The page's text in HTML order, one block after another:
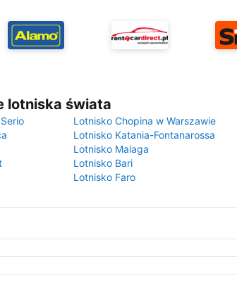
lotniska świata
Lotnisko Chopina w Warszawie
Lotnisko Katania-Fontanarossa
Lotnisko Malaga
Lotnisko Bari
Lotnisko Faro